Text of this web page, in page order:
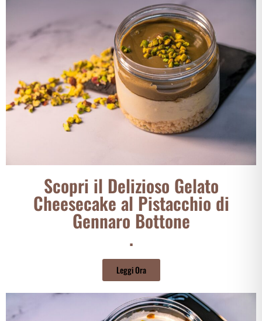
Scopri il Delizioso Gelato
Cheesecake al Pistacchio di
Gennaro Bottone
.
Leggi Ora